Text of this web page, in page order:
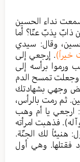
نداء الحسين
ذابّ يذبّ عنّا؟ أما
وقال: سيدي
خيراً). إرجعي إلى
ورموا برأسه إلى
وجعلت تمسح الدم
وجهي بشهادتك
ثم رمت بالرأس،
ارجعي يا أم وهب
فذهبت امرأته
هنيئاً لك الجنّة.
فقتلها. وهي أول